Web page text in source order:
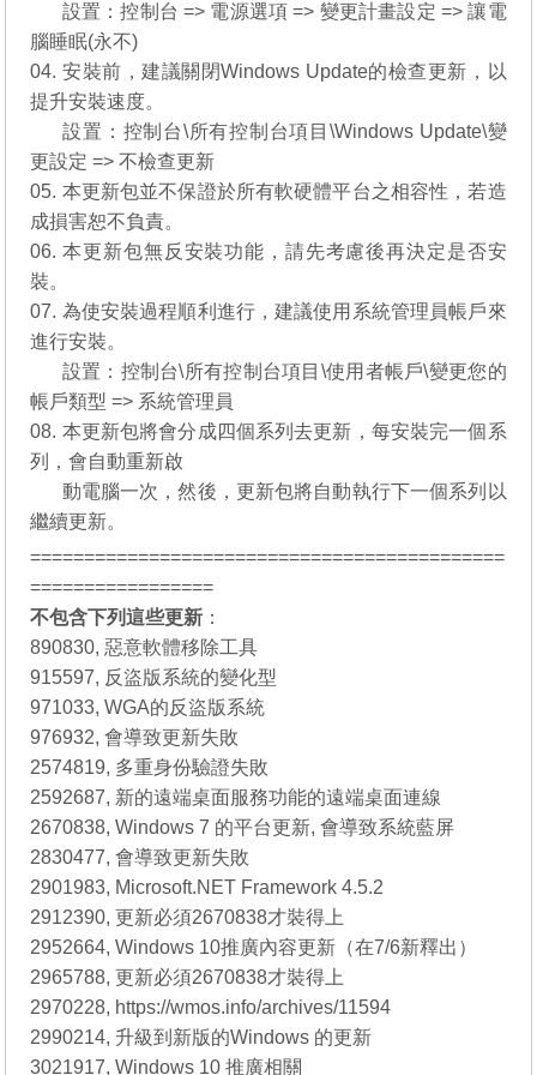
設置：控制台 => 電源選項 => 變更計畫設定 => 讓電
腦睡眠(永不)
04. 安裝前，建議關閉Windows Update的檢查更新，以
提升安裝速度。
設置：控制台\所有控制台項目\Windows Update\變
更設定 => 不檢查更新
05. 本更新包並不保證於所有軟硬體平台之相容性，若造
成損害恕不負責。
06. 本更新包無反安裝功能，請先考慮後再決定是否安
裝。
07. 為使安裝過程順利進行，建議使用系統管理員帳戶來
進行安裝。
設置：控制台\所有控制台項目\使用者帳戶\變更您的
帳戶類型 => 系統管理員
08. 本更新包將會分成四個系列去更新，每安裝完一個系
列，會自動重新啟
動電腦一次，然後，更新包將自動執行下一個系列以
繼續更新。
============================================
=================
不包含下列這些更新 ：
890830, 惡意軟體移除工具
915597, 反盜版系統的變化型
971033, WGA的反盜版系統
976932, 會導致更新失敗
2574819, 多重身份驗證失敗
2592687, 新的遠端桌面服務功能的遠端桌面連線
2670838, Windows 7 的平台更新, 會導致系統藍屏
2830477, 會導致更新失敗
2901983, Microsoft.NET Framework 4.5.2
2912390, 更新必須2670838才裝得上
2952664, Windows 10推廣內容更新（在7/6新釋出）
2965788, 更新必須2670838才裝得上
2970228, https://wmos.info/archives/11594
2990214, 升級到新版的Windows 的更新
3021917, Windows 10 推廣相關